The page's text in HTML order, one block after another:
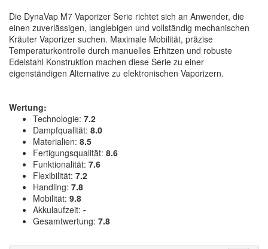
Die DynaVap M7 Vaporizer Serie richtet sich an Anwender, die
einen zuverlässigen, langlebigen und vollständig mechanischen
Kräuter Vaporizer suchen. Maximale Mobilität, präzise
Temperaturkontrolle durch manuelles Erhitzen und robuste
Edelstahl Konstruktion machen diese Serie zu einer
eigenständigen Alternative zu elektronischen Vaporizern.
Wertung:
Technologie: 7.2
Dampfqualität: 8.0
Materialien: 8.5
Fertigungsqualität: 8.6
Funktionalität: 7.6
Flexibilität: 7.2
Handling: 7.8
Mobilität: 9.8
Akkulaufzeit: -
Gesamtwertung: 7.8